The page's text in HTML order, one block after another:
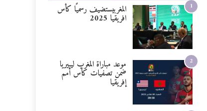
1 المغربيستضيف رسميًا كأس
افريقيا 2025
2 موعد مباراة المغرب ليبيريا
ضمن تصفيات كأس أمم
إفريقيا